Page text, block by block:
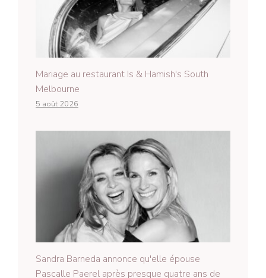
Mariage au restaurant Is & Hamish's South
Melbourne
5 août 2026
Sandra Barneda annonce qu'elle épouse
Pascalle Paerel après presque quatre ans de